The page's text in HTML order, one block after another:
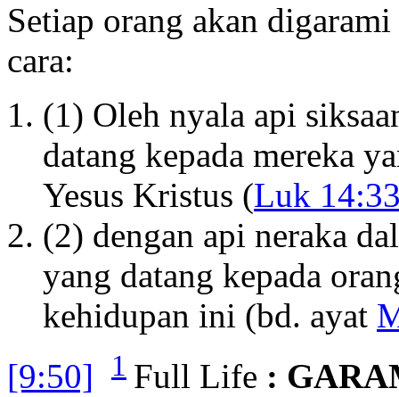
Setiap orang akan
cara:
(1) Oleh nyala api
datang kepada mereka
Yesus Kristus (Luk
(2) dengan api neraka
yang datang kepada
kehidupan ini (bd. ayat
[9:50]
1 Full Life :